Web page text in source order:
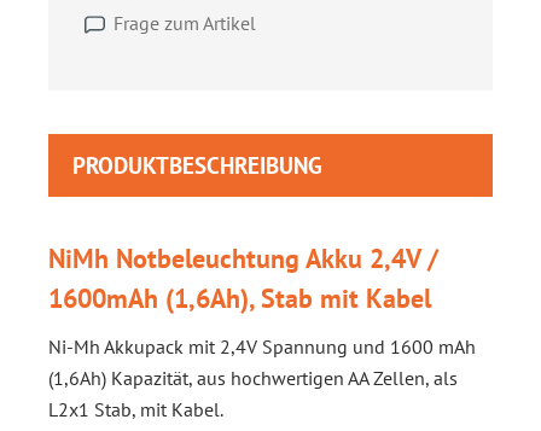
Frage zum Artikel
PRODUKTBESCHREIBUNG
NiMh Notbeleuchtung Akku 2,4V /
1600mAh (1,6Ah), Stab mit Kabel
Ni-Mh Akkupack mit 2,4V Spannung und 1600 mAh
(1,6Ah) Kapazität, aus hochwertigen AA Zellen, als
L2x1 Stab, mit Kabel.